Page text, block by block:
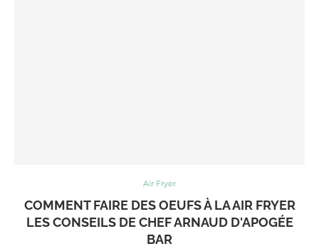
Air Fryer
COMMENT FAIRE DES OEUFS À LA AIR FRYER
LES CONSEILS DE CHEF ARNAUD D'APOGÉE
BAR